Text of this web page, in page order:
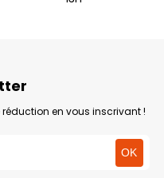
réduction en vous inscrivant !